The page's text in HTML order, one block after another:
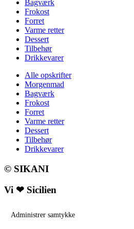
Bagværk
Frokost
Forret
Varme retter
Dessert
Tilbehør
Drikkevarer
Alle opskrifter
Morgenmad
Bagværk
Frokost
Forret
Varme retter
Dessert
Tilbehør
Drikkevarer
© SIKANI
Vi ❤ Sicilien
Administrer samtykke